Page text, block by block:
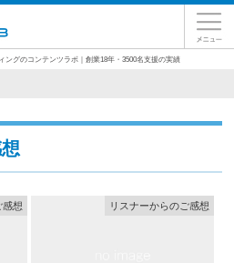
グのコンテンツラボ｜創業18年・3500名支援の実績
感想 リスナーからのご感想